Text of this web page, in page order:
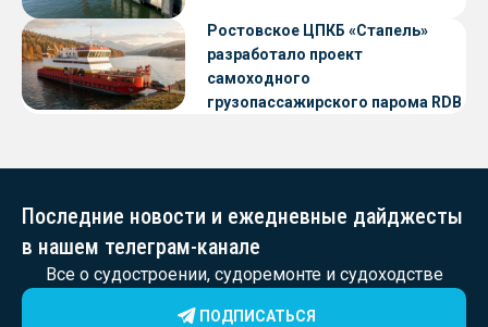
Ростовское ЦПКБ «Стапель»
разработало проект
самоходного
грузопассажирского парома RDB
Последние новости и ежедневные дайджесты
в нашем телеграм-канале
Все о судостроении, судоремонте и судоходстве
ПОДПИСАТЬСЯ